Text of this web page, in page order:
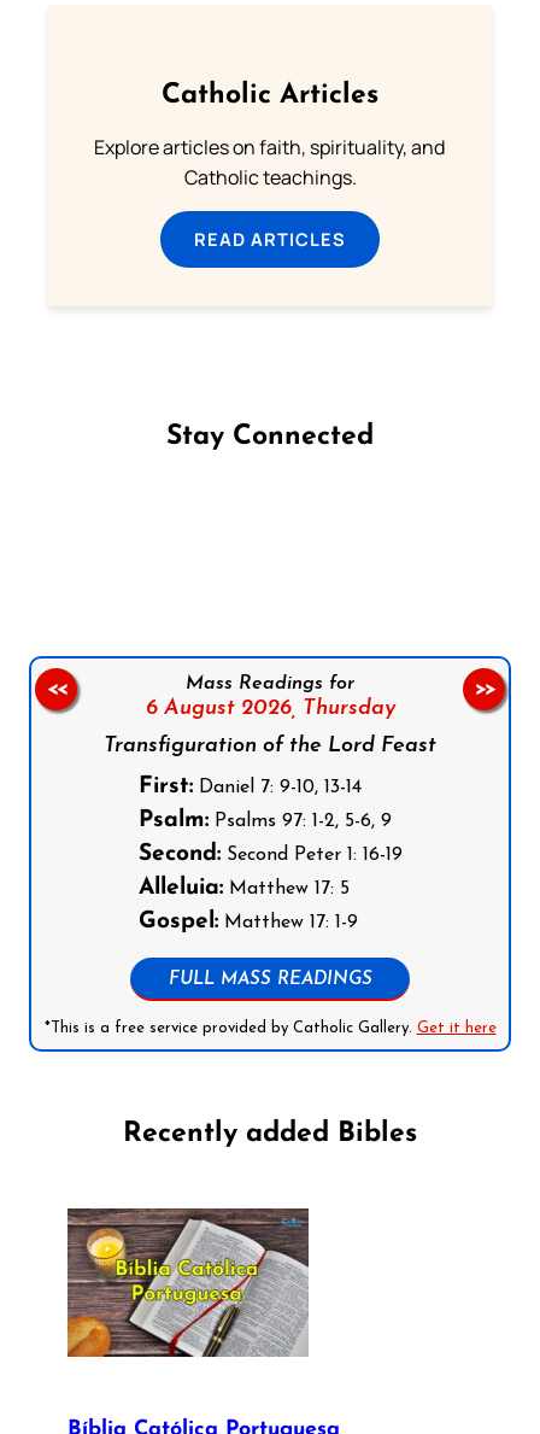
Catholic Articles
Explore articles on faith, spirituality, and
Catholic teachings.
READ ARTICLES
Stay Connected
Mass Readings for
6 August 2026,
Thursday
Transfiguration of the Lord Feast
First:Daniel 7: 9-10, 13-14
Psalm:Psalms 97: 1-2, 5-6, 9
Second:Second Peter 1: 16-19
Alleluia:Matthew 17: 5
Gospel:Matthew 17: 1-9
FULL MASS READINGS
*This is a free service provided by Catholic Gallery. Get it here
<< >>
Recently added Bibles
Bíblia Católica Portuguesa